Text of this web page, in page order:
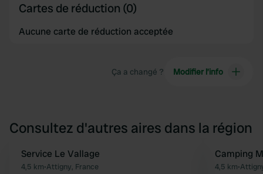
Cartes de réduction (0)
Aucune carte de réduction acceptée
Ça a changé ? Modifier l’info
Consultez d'autres aires dans la région
Préféré
Service Le Vallage
4,5 km•Attigny, France
Camping
4,5 km•